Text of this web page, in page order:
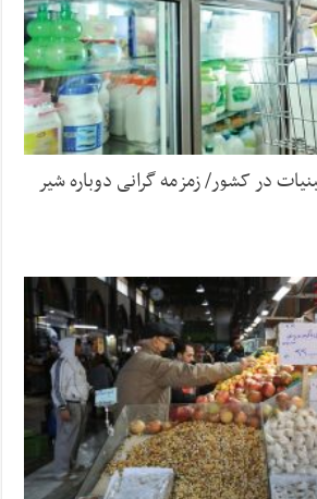
در کشور/ زمزمه گرانی دوباره شیر